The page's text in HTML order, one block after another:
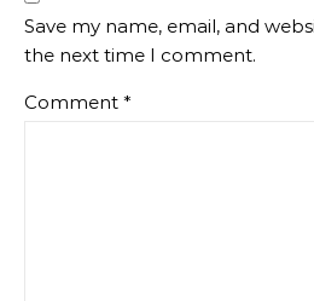
Save my name, email, and
the next time I comment.
Comment *